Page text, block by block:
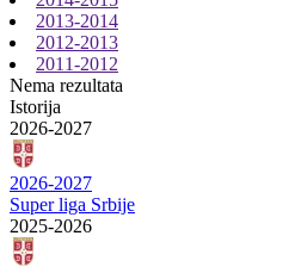
2013-2014
2012-2013
2011-2012
Nema rezultata
Istorija
2026-2027
2026-2027
Super liga Srbije
2025-2026